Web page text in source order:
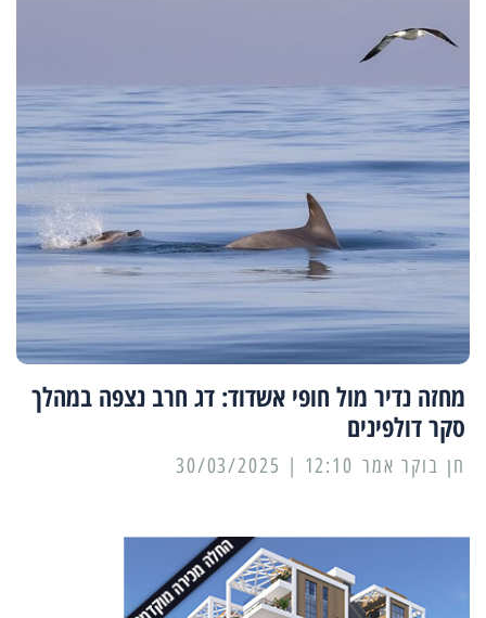
מחזה נדיר מול חופי אשדוד: דג חרב נצפה במהלך
סקר דולפינים
12:10 | 30/03/2025